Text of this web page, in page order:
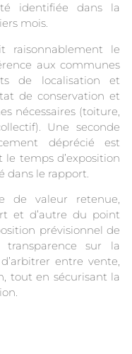
identifiée dans la
mois.
raisonnablement le
aux communes
de localisation et
de conservation et
nécessaires (toiture,
Une seconde
déprécié est
temps d’exposition
dans le rapport.
de valeur retenue,
et d’autre du point
prévisionnel de
sur la
entre vente,
tout en sécurisant la